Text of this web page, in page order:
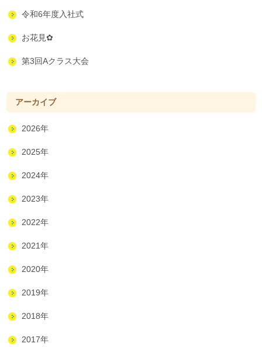
令和6年度入社式
お花見✿
第3回Aクラス大会
アーカイブ
2026年
2025年
2024年
2023年
2022年
2021年
2020年
2019年
2018年
2017年